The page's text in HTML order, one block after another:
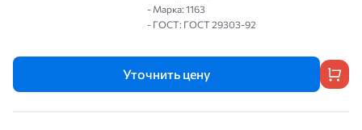
- Марка: 1163
- ГОСТ: ГОСТ 29303-92
Уточнить цену